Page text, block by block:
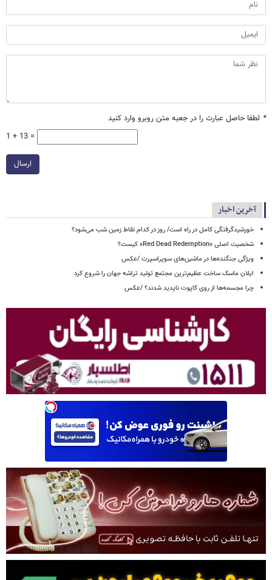
* لطفا حاصل عبارت را در جعبه متن روبرو وارد کنید
1 + 13 =
ارسال
آخرین اخبار
خورشیدگرفتگی کامل در راه است/ روز در کدام نقاط زمین شب می‌شود؟
شخصیت اصلی «Red Dead Redemption» کیست؟
ویژگی جنگنده‌ها در ماشین‌های سوپراسپرت /عکس
ایلان ماسک ساخت عظیم‌ترین مجتمع تولید تراشه جهان را شروع کرد
چرا مجسمه‌ها از روی کاپوت‌ ناپدید شدند؟ /عکس